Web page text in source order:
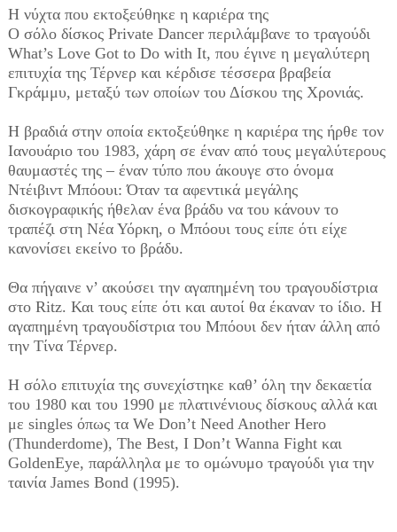
Η νύχτα που εκτοξεύθηκε η καριέρα της
Ο σόλο δίσκος Private Dancer περιλάμβανε το τραγούδι
What’s Love Got to Do with It, που έγινε η μεγαλύτερη
επιτυχία της Τέρνερ και κέρδισε τέσσερα βραβεία
Γκράμμυ, μεταξύ των οποίων του Δίσκου της Χρονιάς.
Η βραδιά στην οποία εκτοξεύθηκε η καριέρα της ήρθε τον
Ιανουάριο του 1983, χάρη σε έναν από τους μεγαλύτερους
θαυμαστές της – έναν τύπο που άκουγε στο όνομα
Ντέιβιντ Μπόουι: Όταν τα αφεντικά μεγάλης
δισκογραφικής ήθελαν ένα βράδυ να του κάνουν το
τραπέζι στη Νέα Υόρκη, ο Μπόουι τους είπε ότι είχε
κανονίσει εκείνο το βράδυ.
Θα πήγαινε ν’ ακούσει την αγαπημένη του τραγουδίστρια
στο Ritz. Και τους είπε ότι και αυτοί θα έκαναν το ίδιο. Η
αγαπημένη τραγουδίστρια του Μπόουι δεν ήταν άλλη από
την Τίνα Τέρνερ.
Η σόλο επιτυχία της συνεχίστηκε καθ’ όλη την δεκαετία
του 1980 και του 1990 με πλατινένιους δίσκους αλλά και
με singles όπως τα We Don’t Need Another Hero
(Thunderdome), The Best, I Don’t Wanna Fight και
GoldenEye, παράλληλα με το ομώνυμο τραγούδι για την
ταινία James Bond (1995).